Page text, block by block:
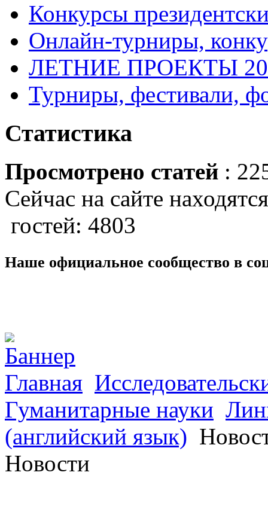
Конкурсы
Онлайн-турниры,
ЛЕТНИЕ ПРОЕКТЫ
Турниры, фестивали,
Статистика
Просмотрено статей :
Сейчас на сайте
гостей: 4803
Наше официальное сообщество в
Главная
Гуманитарные науки
(английский язык)
Новости